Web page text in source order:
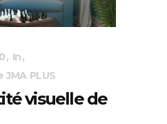
In
JMA PLUS
visuelle de